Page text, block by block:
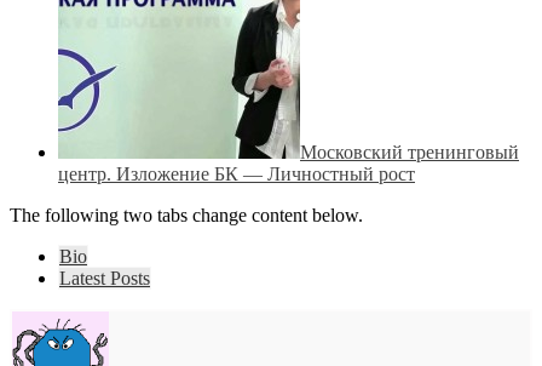
Московский тренинговый
центр. Изложение БК — Личностный рост
The following two tabs change content below.
Bio
Latest Posts